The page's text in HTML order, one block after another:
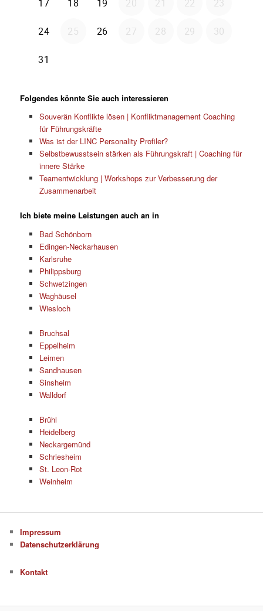
Folgendes könnte Sie auch interessieren
Souverän Konflikte lösen | Konfliktmanagement Coaching
für Führungskräfte
Was ist der LINC Personality Profiler?
Selbstbewusstsein stärken als Führungskraft | Coaching für
innere Stärke
Teamentwicklung | Workshops zur Verbesserung der
Zusammenarbeit
Ich biete meine Leistungen auch an in
Bad Schönborn
Edingen-Neckarhausen
Karlsruhe
Philippsburg
Schwetzingen
Waghäusel
Wiesloch
Bruchsal
Eppelheim
Leimen
Sandhausen
Sinsheim
Walldorf
Brühl
Heidelberg
Neckargemünd
Schriesheim
St. Leon-Rot
Weinheim
Impressum
Datenschutzerklärung
Kontakt